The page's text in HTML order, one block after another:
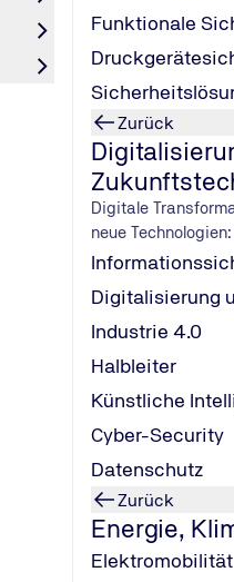
Funktionale
Zurück
Digitale
neue
Digitalisierung
Industrie 4.0
Halbleiter
Künstliche
Cyber-Security
Datenschutz
Zurück
Energie,
Elektromobilität
Weiterbildung
wir Sie fit für die
IT-
4 Tage 8